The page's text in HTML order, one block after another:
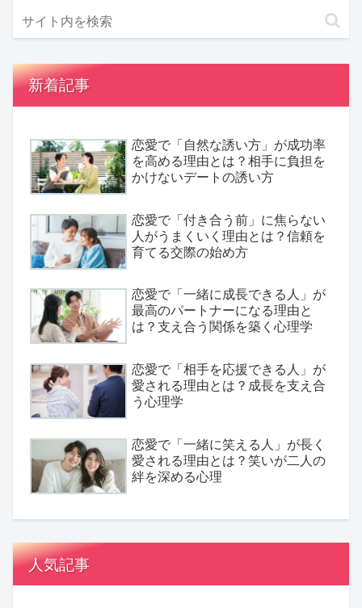
新着記事
恋愛で「自然な誘い方」が成功率
を高める理由とは？相手に負担を
かけないデートの誘い方
恋愛で「付き合う前」に焦らない
人がうまくいく理由とは？信頼を
育てる交際の始め方
恋愛で「一緒に成長できる人」が
最高のパートナーになる理由と
は？支え合う関係を築く心理学
恋愛で「相手を応援できる人」が
愛される理由とは？成長を支え合
う心理学
恋愛で「一緒に笑える人」が長く
愛される理由とは？笑いが二人の
絆を深める心理
人気記事